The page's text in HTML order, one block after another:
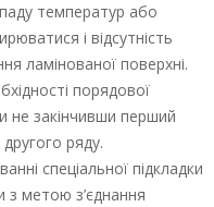
температур або
і відсутність
ламінованої поверхні.
порядової
не закінчивши перший
ряду.
спеціальної підкладки
з метою з’єднання